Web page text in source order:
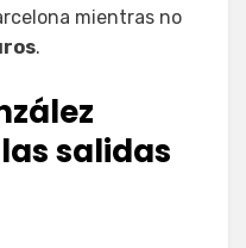
mientras no
.
salidas